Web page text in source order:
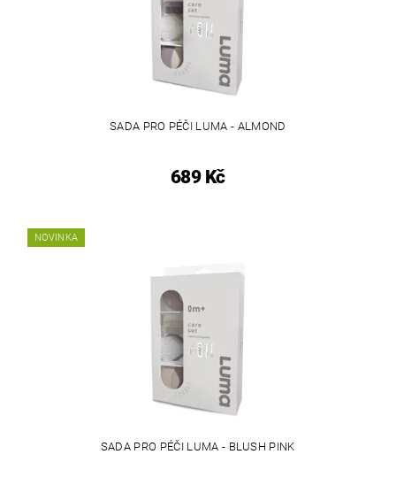
SADA PRO PÉČI LUMA - ALMOND
689 Kč
NOVINKA
SADA PRO PÉČI LUMA - BLUSH PINK